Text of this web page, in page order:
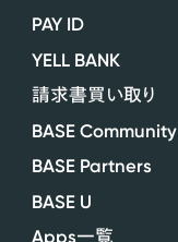
PAY ID
YELL BANK
請求書買い取り
BASE Community
BASE Partners
BASE U
Apps一覧